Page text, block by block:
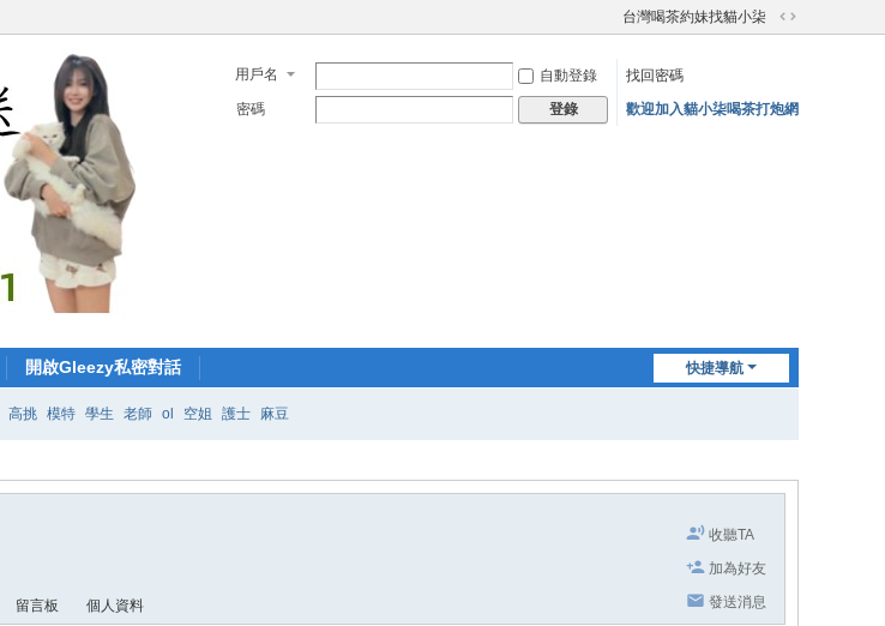
台灣喝茶約妹找貓小柒
切
寬
用戶名 自動登錄
找回密碼
密碼
登錄 歡迎加入貓小柒喝茶打炮網
快捷導航
開啟Gleezy私密對話
高挑 模特 學生 老師 ol 空姐 護士 麻豆
收聽TA
加為好友
發送消息
留言板 個人資料